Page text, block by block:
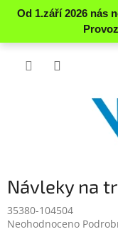
Přejít
Návleky na
35380-104504
Průměrné
Neohodnoceno